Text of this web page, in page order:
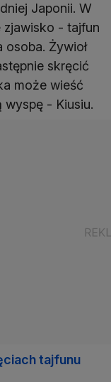
Japonii. W
zjawisko - tajfun
osoba. Żywioł
skręcić
może wieść
wyspę - Kiusiu.
tajfunu